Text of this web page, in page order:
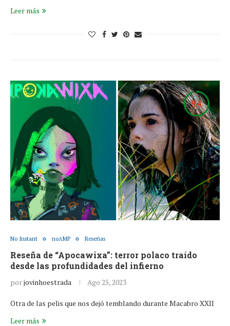
Leer más
9.4
No Instant noAMP Reseñas
Reseña de “Apocawixa”: terror polaco traído
desde las profundidades del infierno
porjovinhoestrada Ago 25, 2023
Otra de las pelis que nos dejó temblando durante Macabro XXII
Leer más